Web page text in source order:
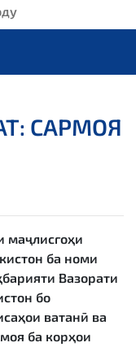
САРМОЯ
маҷлисгоҳи
ба номи
Вазорати
бо
ватанӣ ва
ба корҳои